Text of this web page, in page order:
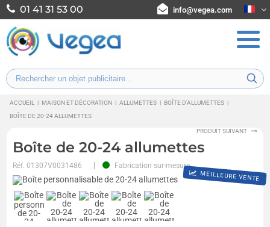
01 41 31 53 00 info@vegea.com
ACCUEIL | MAISON ET DÉCORATION | ALLUMETTES | BOÎTE D'ALLUMETTES |
BOÎTE DE 20-24 ALLUMETTES
PRODUIT SUIVANT
Boîte de 20-24 allumettes
Réf.01307V0031486 Fabrication sur-mesure
MEILLEURE VENTE